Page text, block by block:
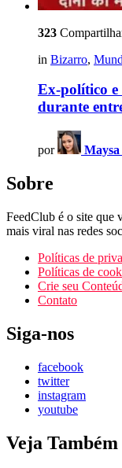
323
in Bizarro,
Ex-político e
durante
por
Sobre
FeedClub é o site que
mais viral nas redes
Políticas de
Políticas de
Crie seu
Contato
Siga-nos
facebook
twitter
instagram
youtube
Veja Também